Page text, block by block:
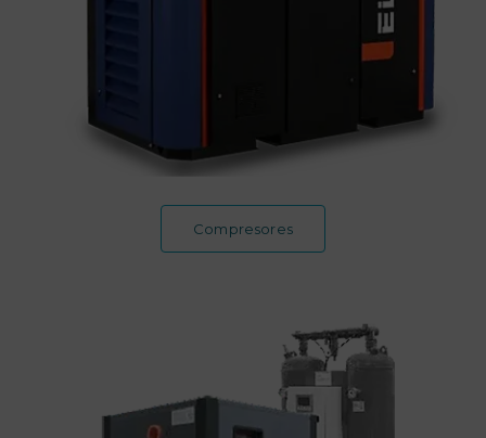
Compresores